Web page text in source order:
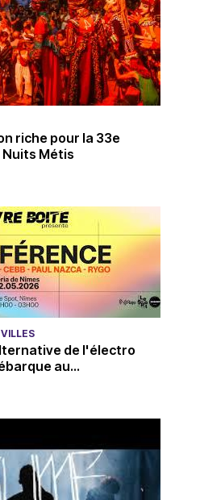
riche pour la 33e
Métis
de l'électro
au...